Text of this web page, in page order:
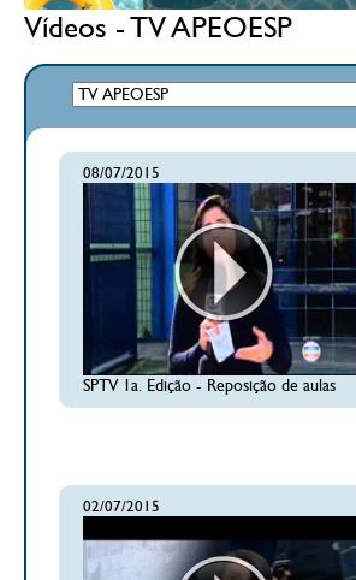
Vídeos - TV APEOESP
08/07/2015
SPTV 1a. Edição - Reposição de aulas
02/07/2015